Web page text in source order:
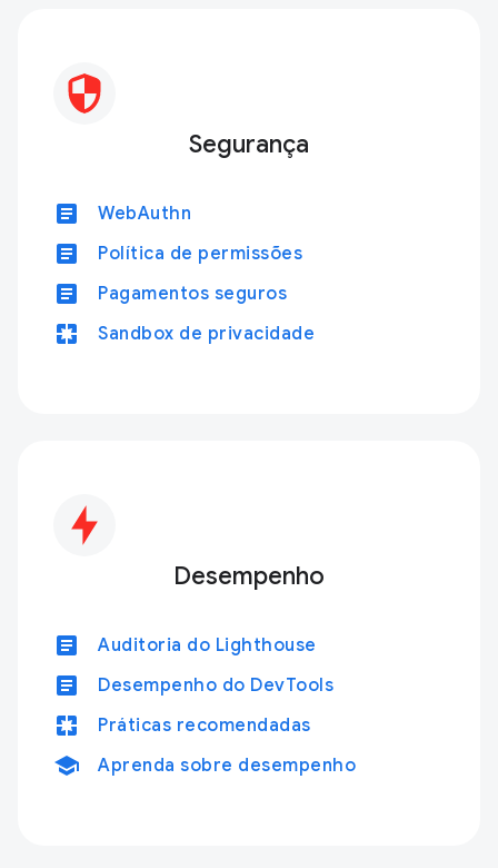
Segurança
article WebAuthn
article Política de permissões
article Pagamentos seguros
pages Sandbox de privacidade
Desempenho
article Auditoria do Lighthouse
article Desempenho do DevTools
pages Práticas recomendadas
school Aprenda sobre desempenho